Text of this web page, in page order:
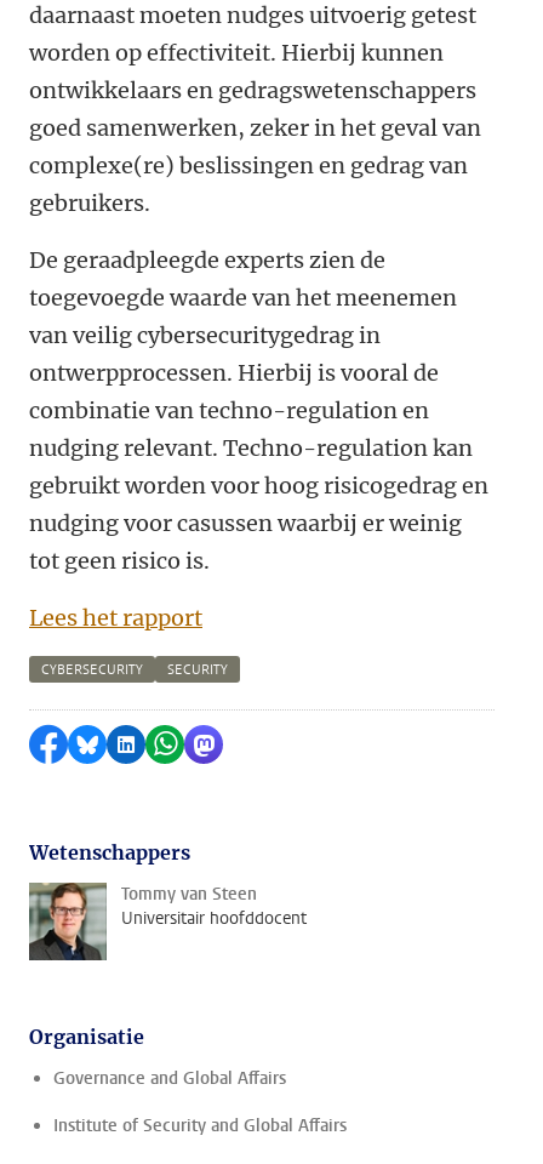
daarnaast moeten nudges uitvoerig getest
worden op effectiviteit. Hierbij kunnen
ontwikkelaars en gedragswetenschappers
goed samenwerken, zeker in het geval van
complexe(re) beslissingen en gedrag van
gebruikers.
De geraadpleegde experts zien de
toegevoegde waarde van het meenemen
van veilig cybersecuritygedrag in
ontwerpprocessen. Hierbij is vooral de
combinatie van techno-regulation en
nudging relevant. Techno-regulation kan
gebruikt worden voor hoog risicogedrag en
nudging voor casussen waarbij er weinig
tot geen risico is.
Lees het rapport
CYBERSECURITY SECURITY
Delen op Facebook
Delen via Bluesky
Delen op LinkedIn
Delen via WhatsApp
Delen via Mastodon
Wetenschappers
Tommy van Steen
Universitair hoofddocent
Organisatie
Governance and Global Affairs
Institute of Security and Global Affairs